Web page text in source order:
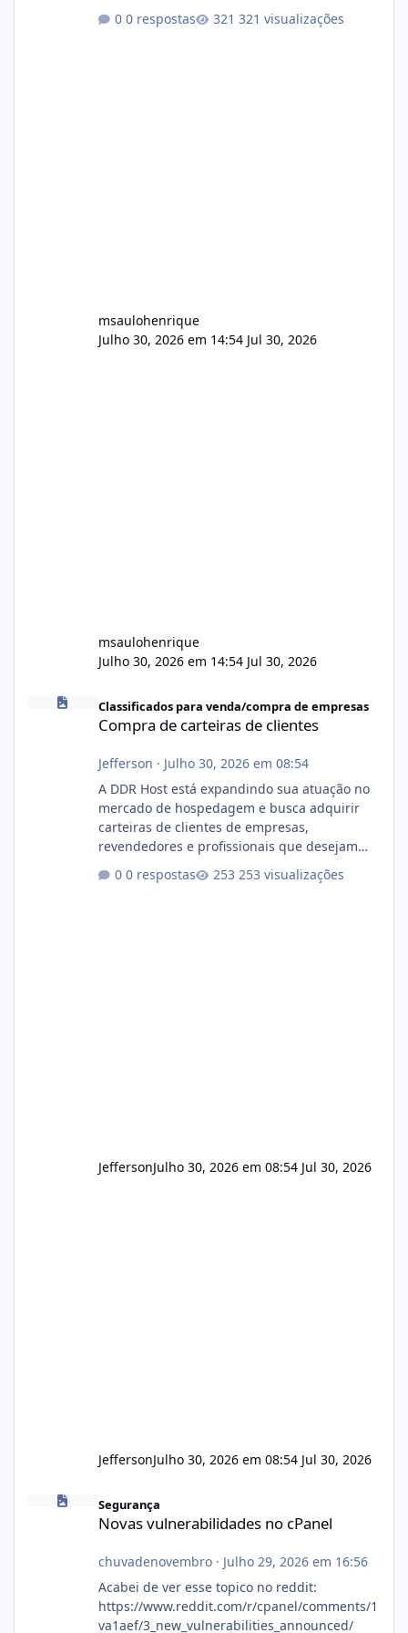
atualmente em circulação e comercialização
0 respostas 321 visualizações
msaulohenrique
Julho 30, 2026 em 14:54 Jul 30, 2026
msaulohenrique
Julho 30, 2026 em 14:54 Jul 30, 2026
Classificados para venda/compra de empresas
Compra de carteiras de clientes
Jefferson · Julho 30, 2026 em 08:54
A DDR Host está expandindo sua atuação no
mercado de hospedagem e busca adquirir
carteiras de clientes de empresas,
revendedores e profissionais que desejam
operação. Se você possui clientes ativos de
0 respostas 253 visualizações
JeffersonJulho 30, 2026 em 08:54 Jul 30, 2026
JeffersonJulho 30, 2026 em 08:54 Jul 30, 2026
Novas vulnerabilidades no cPanel
Segurança
Novas vulnerabilidades no cPanel
chuvadenovembro· Julho 29, 2026 em 16:56
Acabei de ver esse topico no reddit:
https://www.reddit.com/r/cpanel/comments/1
va1aef/3_new_vulnerabilities_announced/